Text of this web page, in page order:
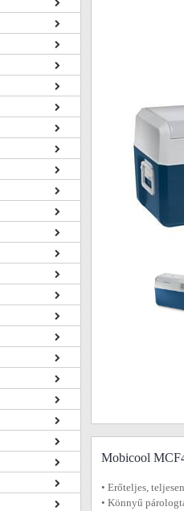
Mobicool
• Erőteljes,
• Könnyű